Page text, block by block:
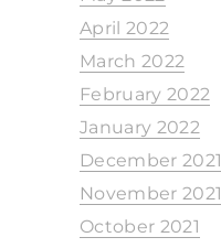
April 2022
March 2022
February 2022
January 2022
December 2021
November 2021
October 2021